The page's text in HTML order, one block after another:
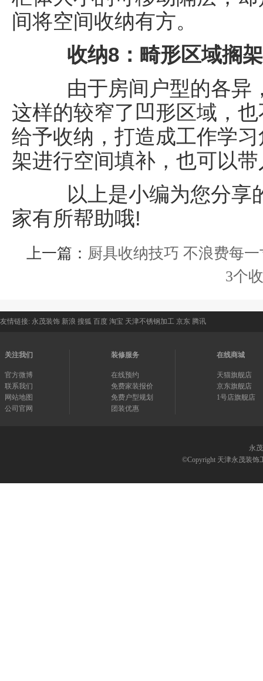
间将空间收纳有方。
收纳8：畸形区域搁
由于房间户型的各异
这样的较窄了凹形区域，
给予收纳，打造成工作学
架进行空间填补，也可以
以上是小编为您分享
家有所帮助哦!
上一篇： 厨具收纳技巧 不浪费每
3个
友情链接: 永茂装饰 新浪 搜狐 百度 淘宝 天津不锈钢加工 京东 腾讯
关注我们
官方微博
联系我们
网站地图
公司官网
装修服务
在线预约
免费家装报价
免费户型规划
团装优惠
在线商城
天猫旗舰店
京东旗舰店
1号店旗舰店
永
©Copyright 天津永茂装